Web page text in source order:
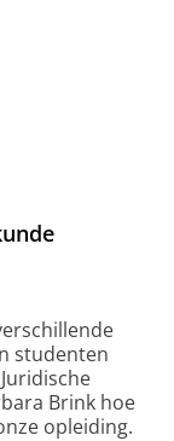
studenten
Brink hoe
opleiding.